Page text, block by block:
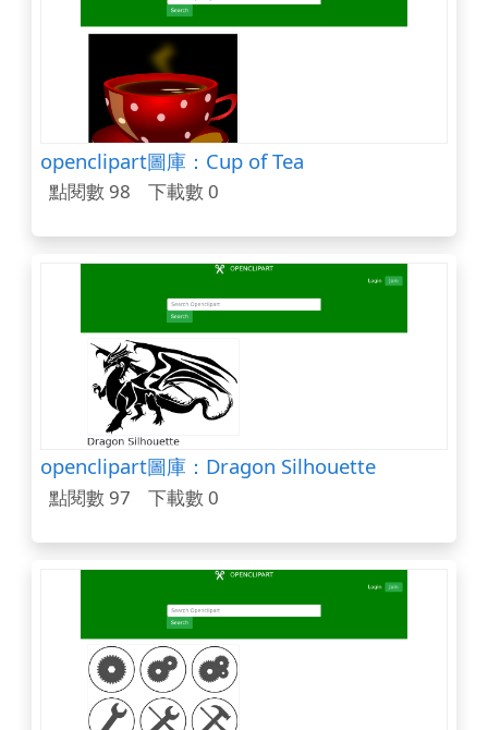
openclipart圖庫：Cup of Tea
點閱數 98 下載數 0
openclipart圖庫：Dragon Silhouette
點閱數 97 下載數 0